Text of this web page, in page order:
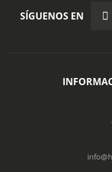
SÍGUENOS EN